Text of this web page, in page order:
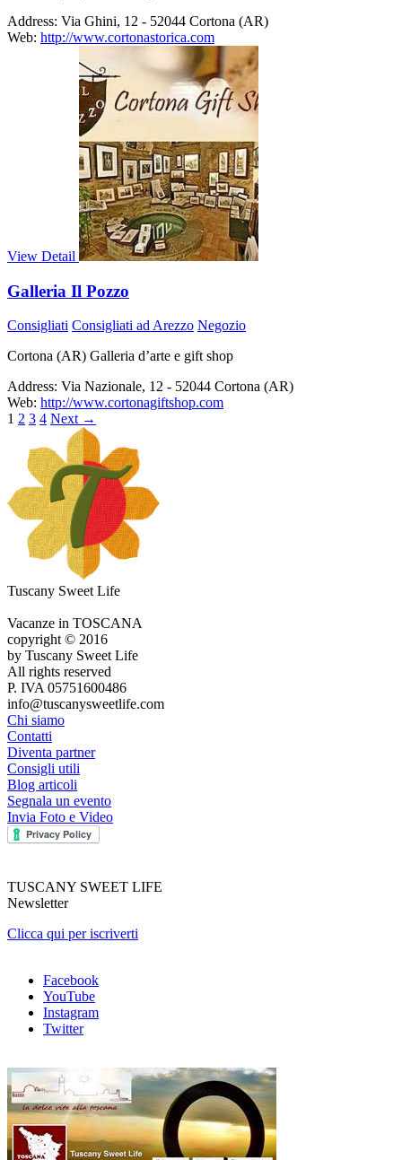
Address: Via Ghini, 12 - 52044 Cortona (AR)
Web: http://www.cortonastorica.com
View Detail
Galleria Il Pozzo
Consigliati Consigliati ad Arezzo Negozio
Cortona (AR) Galleria d’arte e gift shop
Address: Via Nazionale, 12 - 52044 Cortona (AR)
Web: http://www.cortonagiftshop.com
1 2 3 4 Next →
Tuscany Sweet Life
Vacanze in TOSCANA
copyright © 2016
by Tuscany Sweet Life
All rights reserved
P. IVA 05751600486
info@tuscanysweetlife.com
Chi siamo
Contatti
Diventa partner
Consigli utili
Blog articoli
Segnala un evento
Invia Foto e Video
TUSCANY SWEET LIFE
Newsletter
Clicca qui per iscriverti
Facebook
YouTube
Instagram
Twitter